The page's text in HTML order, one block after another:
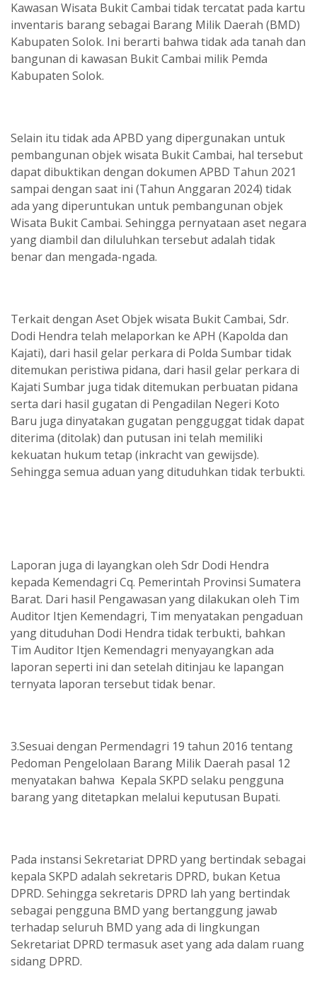
Kawasan Wisata Bukit Cambai tidak tercatat pada kartu
inventaris barang sebagai Barang Milik Daerah (BMD)
Kabupaten Solok. Ini berarti bahwa tidak ada tanah dan
bangunan di kawasan Bukit Cambai milik Pemda
Kabupaten Solok.
Selain itu tidak ada APBD yang dipergunakan untuk
pembangunan objek wisata Bukit Cambai, hal tersebut
dapat dibuktikan dengan dokumen APBD Tahun 2021
sampai dengan saat ini (Tahun Anggaran 2024) tidak
ada yang diperuntukan untuk pembangunan objek
Wisata Bukit Cambai. Sehingga pernyataan aset negara
yang diambil dan diluluhkan tersebut adalah tidak
benar dan mengada-ngada.
Terkait dengan Aset Objek wisata Bukit Cambai, Sdr.
Dodi Hendra telah melaporkan ke APH (Kapolda dan
Kajati), dari hasil gelar perkara di Polda Sumbar tidak
ditemukan peristiwa pidana, dari hasil gelar perkara di
Kajati Sumbar juga tidak ditemukan perbuatan pidana
serta dari hasil gugatan di Pengadilan Negeri Koto
Baru juga dinyatakan gugatan pengguggat tidak dapat
diterima (ditolak) dan putusan ini telah memiliki
kekuatan hukum tetap (inkracht van gewijsde).
Sehingga semua aduan yang dituduhkan tidak terbukti.
Laporan juga di layangkan oleh Sdr Dodi Hendra
kepada Kemendagri Cq. Pemerintah Provinsi Sumatera
Barat. Dari hasil Pengawasan yang dilakukan oleh Tim
Auditor Itjen Kemendagri, Tim menyatakan pengaduan
yang dituduhan Dodi Hendra tidak terbukti, bahkan
Tim Auditor Itjen Kemendagri menyayangkan ada
laporan seperti ini dan setelah ditinjau ke lapangan
ternyata laporan tersebut tidak benar.
3.Sesuai dengan Permendagri 19 tahun 2016 tentang
Pedoman Pengelolaan Barang Milik Daerah pasal 12
menyatakan bahwa Kepala SKPD selaku pengguna
barang yang ditetapkan melalui keputusan Bupati.
Pada instansi Sekretariat DPRD yang bertindak sebagai
kepala SKPD adalah sekretaris DPRD, bukan Ketua
DPRD. Sehingga sekretaris DPRD lah yang bertindak
sebagai pengguna BMD yang bertanggung jawab
terhadap seluruh BMD yang ada di lingkungan
Sekretariat DPRD termasuk aset yang ada dalam ruang
sidang DPRD.